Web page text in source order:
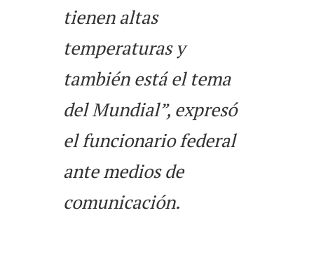
tienen altas
temperaturas y
también está el tema
del Mundial”, expresó
el funcionario federal
ante medios de
comunicación.